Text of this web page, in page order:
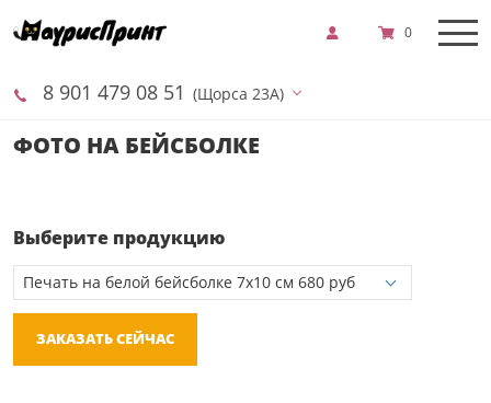
8 901 479 08 51 (Щорса 23А)
0
ФОТО НА БЕЙСБОЛКЕ
Выберите продукцию
ЗАКАЗАТЬ СЕЙЧАС